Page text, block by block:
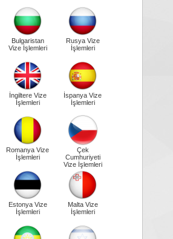
Bulgaristan
Vize İşlemleri
Rusya Vize
İşlemleri
İngiltere Vize
İşlemleri
İspanya Vize
İşlemleri
Romanya Vize
İşlemleri
Çek
Cumhuriyeti
Vize İşlemleri
Estonya Vize
İşlemleri
Malta Vize
İşlemleri